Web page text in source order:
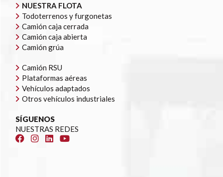
NUESTRA FLOTA
Todoterrenos y furgonetas
Camión caja cerrada
Camión caja abierta
Camión grúa
Camión RSU
Plataformas aéreas
Vehículos adaptados
Otros vehículos industriales
SÍGUENOS
NUESTRAS REDES